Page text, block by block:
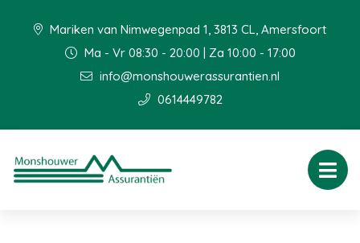
Mariken van Nimwegenpad 1, 3813 CL, Amersfoort
Ma - Vr 08:30 - 20:00 | Za 10:00 - 17:00
info@monshouwerassurantien.nl
0614449782